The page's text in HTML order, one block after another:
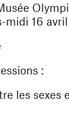
midi 16
:
les sexes